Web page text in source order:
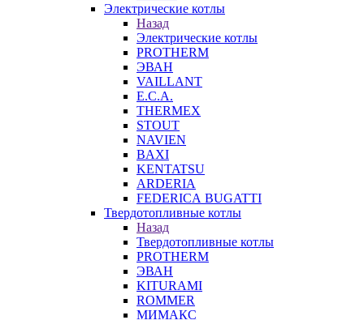
Электрические котлы
Назад
Электрические котлы
PROTHERM
ЭВАН
VAILLANT
E.C.A.
THERMEX
STOUT
NAVIEN
BAXI
KENTATSU
ARDERIA
FEDERICА BUGATTI
Твердотопливные котлы
Назад
Твердотопливные котлы
PROTHERM
ЭВАН
KITURAMI
ROMMER
МИМАКС